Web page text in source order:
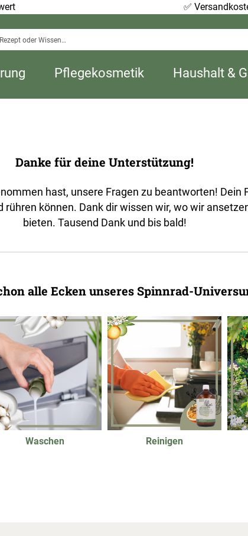
✅
Pflegekosmetik Haushalt &
Danke für deine Unterstützung!
hast, unsere Fragen zu beantworten! Dein
können. Dank dir wissen wir, wo wir
bieten. Tausend Dank und bis bald!
alle Ecken unseres Spinnrad-
Waschen Reinigen